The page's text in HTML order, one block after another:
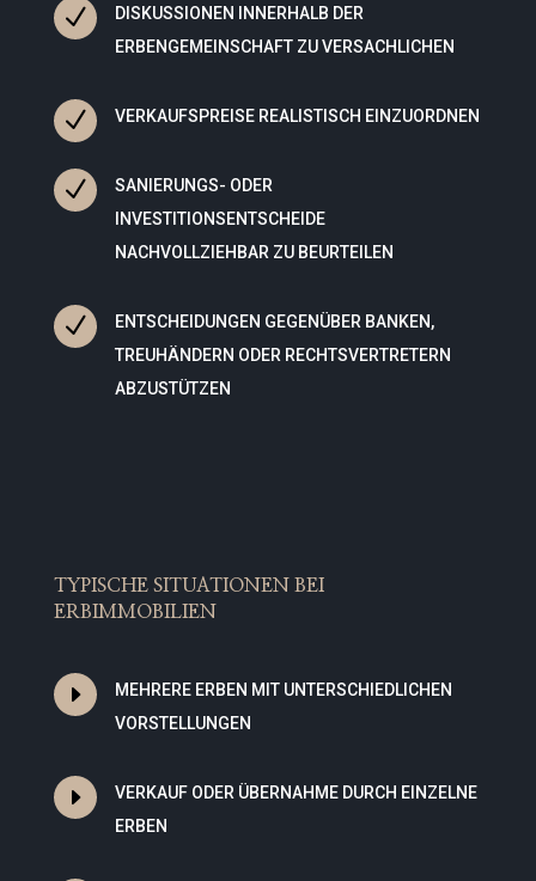
N
DISKUSSIONEN INNERHALB DER
ERBENGEMEINSCHAFT ZU VERSACHLICHEN
N VERKAUFSPREISE REALISTISCH EINZUORDNEN
N
SANIERUNGS- ODER
INVESTITIONSENTSCHEIDE
NACHVOLLZIEHBAR ZU BEURTEILEN
N
ENTSCHEIDUNGEN GEGENÜBER BANKEN,
TREUHÄNDERN ODER RECHTSVERTRETERN
ABZUSTÜTZEN
TYPISCHE SITUATIONEN BEI
ERBIMMOBILIEN
E
MEHRERE ERBEN MIT UNTERSCHIEDLICHEN
VORSTELLUNGEN
E
VERKAUF ODER ÜBERNAHME DURCH EINZELNE
ERBEN